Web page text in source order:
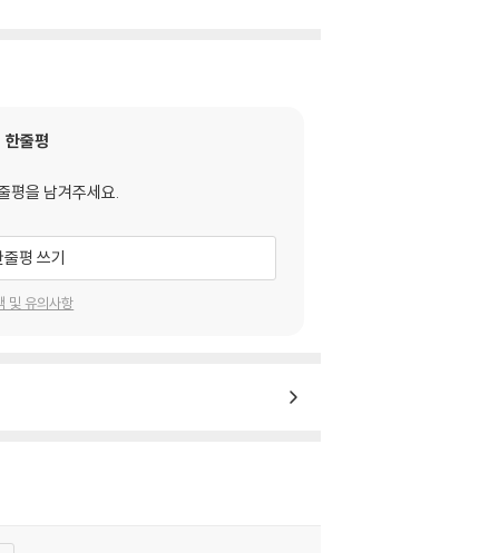
한줄평
평을 남겨주세요.
줄평 쓰기
및 유의사항